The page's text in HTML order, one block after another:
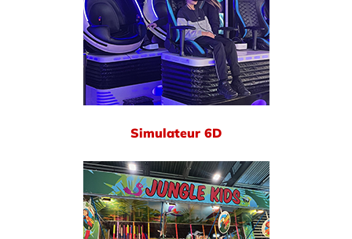
Simulateur 6D